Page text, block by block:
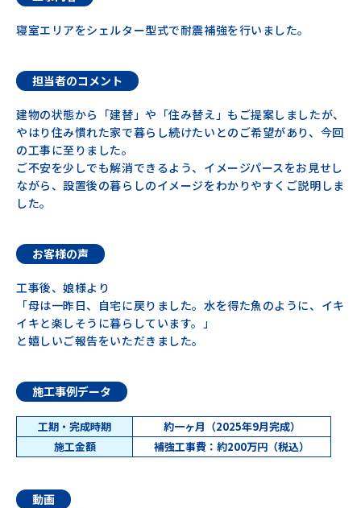
寝室エリアをシェルター型式で耐震補強を行いました。
担当者のコメント
建物の状態から「建替」や「住み替え」もご提案しましたが、
やはり住み慣れた家で暮らし続けたいとのご希望があり、今回
の工事に至りました。
ご不安を少しでも解消できるよう、イメージパースをお見せし
ながら、設置後の暮らしのイメージをわかりやすくご説明しま
した。
お客様の声
工事後、娘様より
「母は一昨日、自宅に戻りました。水を得た魚のように、イキ
イキと楽しそうに暮らしています。」
と嬉しいご報告をいただきました。
施工事例データ
工期・完成時期
約一ヶ月（2025年9月完成）
施工金額
補強工事費：約200万円（税込）
動画